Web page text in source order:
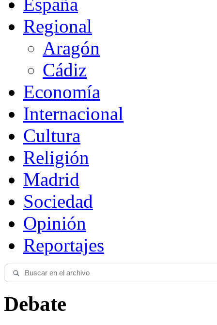
Regional
Aragón
Cádiz
Economía
Internacional
Cultura
Religión
Madrid
Sociedad
Opinión
Reportajes
Debate